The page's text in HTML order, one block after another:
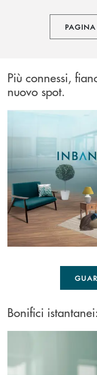
Più connessi,
nuovo spot.
Bonifici